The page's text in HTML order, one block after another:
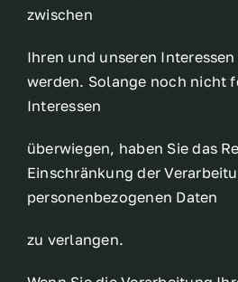
zwischen
Ihren und unseren
werden. Solange noch nicht
Interessen
überwiegen, haben Sie das
Einschränkung der
personenbezogenen Daten
zu verlangen.